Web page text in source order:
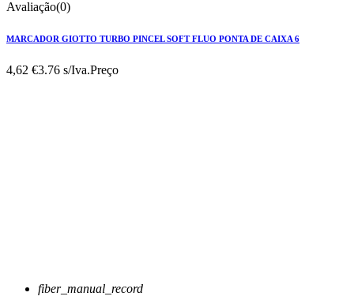
Avaliação(0)
MARCADOR GIOTTO TURBO PINCEL SOFT FLUO PONTA DE CAIXA 6
4,62 €3.76 s/Iva.Preço
fiber_manual_record